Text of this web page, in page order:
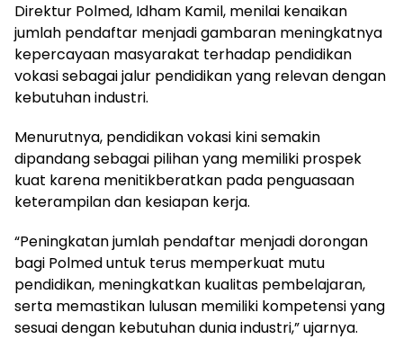
Direktur Polmed, Idham Kamil, menilai kenaikan
jumlah pendaftar menjadi gambaran meningkatnya
kepercayaan masyarakat terhadap pendidikan
vokasi sebagai jalur pendidikan yang relevan dengan
kebutuhan industri.
Menurutnya, pendidikan vokasi kini semakin
dipandang sebagai pilihan yang memiliki prospek
kuat karena menitikberatkan pada penguasaan
keterampilan dan kesiapan kerja.
“Peningkatan jumlah pendaftar menjadi dorongan
bagi Polmed untuk terus memperkuat mutu
pendidikan, meningkatkan kualitas pembelajaran,
serta memastikan lulusan memiliki kompetensi yang
sesuai dengan kebutuhan dunia industri,” ujarnya.